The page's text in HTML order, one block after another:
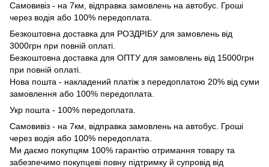
Самовивіз - на 7км, відправка замовлень на автобус. Гроші
через водія або 100% передоплата.
Безкоштовна доставка для РОЗДРІБУ для замовлень від
3000грн при повній оплаті.
Безкоштовна доставка для ОПТУ для замовлень від 15000грн
при повній оплаті.
Нова пошта - накладений платіж з передоплатою 20% від суми
замовлення або 100% передоплата.
Укр пошта - 100% передоплата.
Самовивіз - на 7км, відправка замовлень на автобус. Гроші
через водія або 100% передоплата.
Ми даємо покупцям 100% гарантію отримання товару та
забезпечимо покупцеві повну підтримку й супровід від